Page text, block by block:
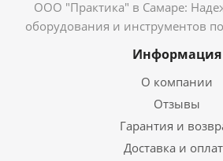
ООО "Практика" в Самаре:
оборудования и инструментов
Информация
О компании
Отзывы
Гарантия и
Доставка и